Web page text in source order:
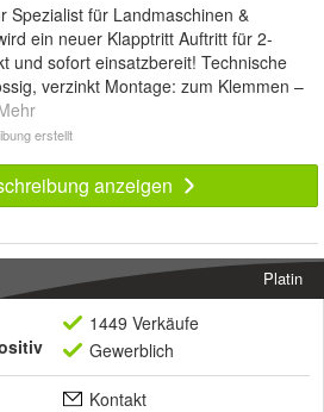
Spezialist für Landmaschinen &
ein neuer Klapptritt Auftritt für 2-
und sofort einsatzbereit! Technische
verzinkt Montage: zum Klemmen –
erstellt
anzeigen
Platin
1449 Verkäufe
Gewerblich
Kontakt